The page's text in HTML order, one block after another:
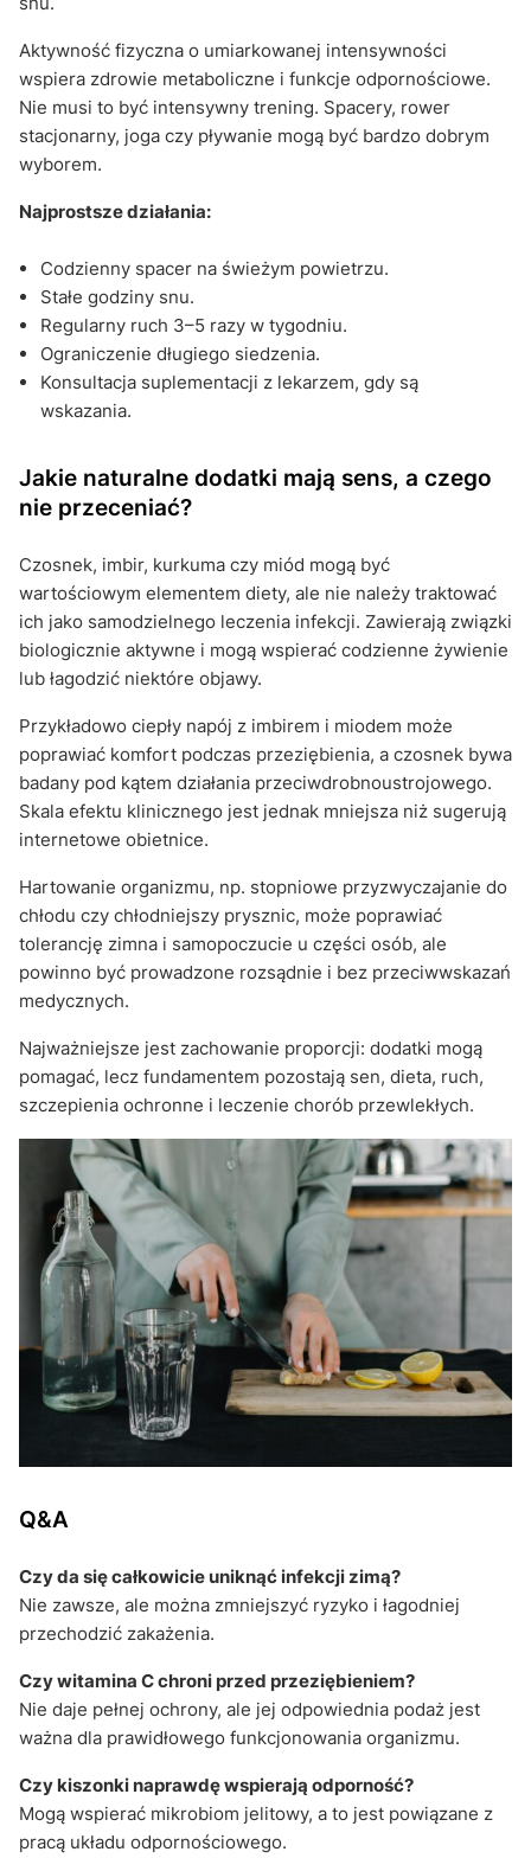
Aktywność fizyczna o umiarkowanej intensywności
wspiera zdrowie metaboliczne i funkcje odpornościowe.
Nie musi to być intensywny trening. Spacery, rower
stacjonarny, joga czy pływanie mogą być bardzo dobrym
wyborem.
Najprostsze działania:
Codzienny spacer na świeżym powietrzu.
Stałe godziny snu.
Regularny ruch 3–5 razy w tygodniu.
Ograniczenie długiego siedzenia.
Konsultacja suplementacji z lekarzem, gdy są
wskazania.
Jakie naturalne dodatki mają sens, a czego
nie przeceniać?
Czosnek, imbir, kurkuma czy miód mogą być
wartościowym elementem diety, ale nie należy traktować
ich jako samodzielnego leczenia infekcji. Zawierają związki
biologicznie aktywne i mogą wspierać codzienne żywienie
lub łagodzić niektóre objawy.
Przykładowo ciepły napój z imbirem i miodem może
poprawiać komfort podczas przeziębienia, a czosnek bywa
badany pod kątem działania przeciwdrobnoustrojowego.
Skala efektu klinicznego jest jednak mniejsza niż sugerują
internetowe obietnice.
Hartowanie organizmu, np. stopniowe przyzwyczajanie do
chłodu czy chłodniejszy prysznic, może poprawiać
tolerancję zimna i samopoczucie u części osób, ale
powinno być prowadzone rozsądnie i bez przeciwwskazań
medycznych.
Najważniejsze jest zachowanie proporcji: dodatki mogą
pomagać, lecz fundamentem pozostają sen, dieta, ruch,
szczepienia ochronne i leczenie chorób przewlekłych.
Q&A
Czy da się całkowicie uniknąć infekcji zimą?
Nie zawsze, ale można zmniejszyć ryzyko i łagodniej
przechodzić zakażenia.
Czy witamina C chroni przed przeziębieniem?
Nie daje pełnej ochrony, ale jej odpowiednia podaż jest
ważna dla prawidłowego funkcjonowania organizmu.
Czy kiszonki naprawdę wspierają odporność?
Mogą wspierać mikrobiom jelitowy, a to jest powiązane z
pracą układu odpornościowego.